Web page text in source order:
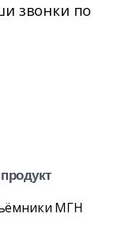
звонки по
продукт
МГН